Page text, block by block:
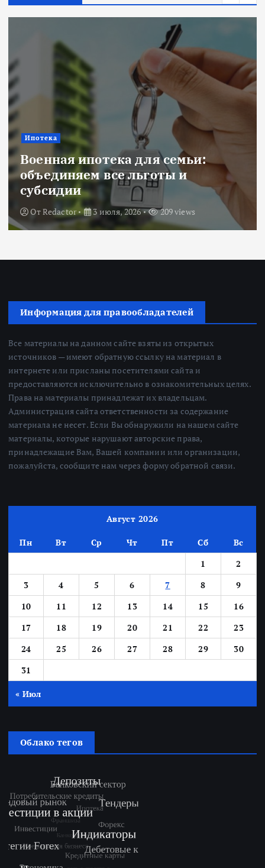
Ипотека
Военная ипотека для семьи:
объединяем все льготы и
субсидии
ОтRedactor 3 июля, 2026 209 views
Информация для правообладателей
Все материалы на данном сайте взяты из открытых
источников — имеют обратную ссылку на материал в
интернете или присланы посетителями сайта и
предоставляются исключительно в ознакомительных целях.
Права на материалы принадлежат их владельцам.
Администрация сайта ответственности за содержание
материала не несет. Если Вы обнаружили на нашем сайте
материалы, которые нарушают авторские права,
принадлежащие Вам, Вашей компании или организации,
пожалуйста, сообщите нам через форму обратной связи.
Август 2026
Пн Вт Ср Чт Пт Сб
Вс
1
2
3
4 5 6 7 8
9
10
11 12 13 14 15
16
17
18 19 20 21 22
23
24
25 26 27 28 29
30
31
« Июл
Облако тегов